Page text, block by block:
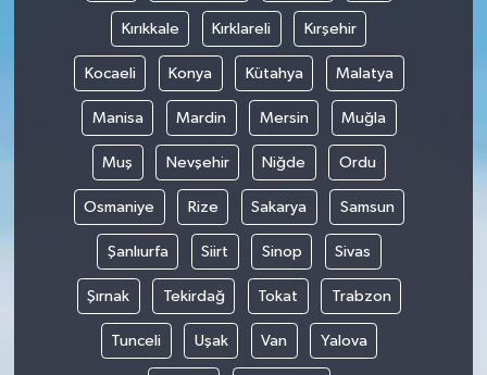
Kırıkkale Kırklareli Kırşehir
Kocaeli Konya Kütahya Malatya
Manisa Mardin Mersin Muğla
Muş Nevşehir Niğde Ordu
Osmaniye Rize Sakarya Samsun
Şanlıurfa Siirt Sinop Sivas
Şırnak Tekirdağ Tokat Trabzon
Tunceli Uşak Van Yalova